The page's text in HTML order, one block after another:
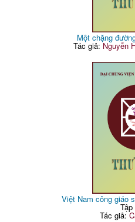
Một chặng
Tác giả:Nguyễn
Việt Nam công giáo
Tập
Tác giả: